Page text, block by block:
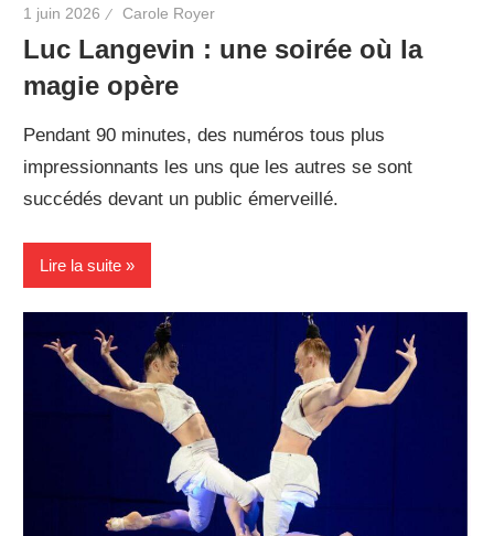
1 juin 2026 Carole Royer
Luc Langevin : une soirée où la
magie opère
Pendant 90 minutes, des numéros tous plus
impressionnants les uns que les autres se sont
succédés devant un public émerveillé.
Lire la suite